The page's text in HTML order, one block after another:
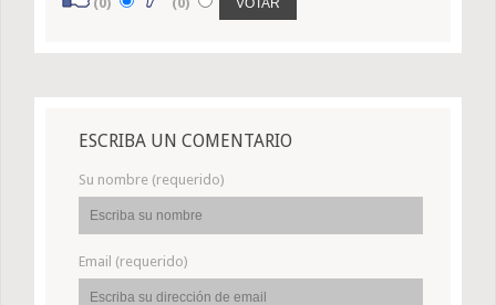
ESCRIBA UN COMENTARIO
Su nombre (requerido)
Email (requerido)